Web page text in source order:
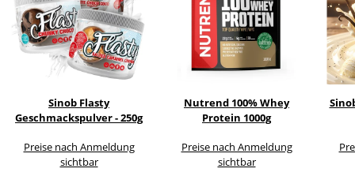
Sinob Flasty
Geschmackspulver - 250g
Preise nach Anmeldung
sichtbar
Nutrend 100% Whey
Protein 1000g
Preise nach Anmeldung
sichtbar